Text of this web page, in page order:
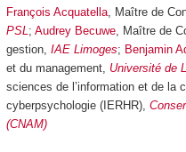
François Acquatella, Maître de
PSL ; Audrey Becuwe, Maître de
gestion, IAE Limoges; Benjamin
et du management, Université de
sciences de l’information et de la
cyberpsychologie (IERHR),
(CNAM)